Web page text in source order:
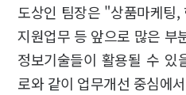
도상인 팀장은 "상품마케팅,
지원업무 등 앞으로 많은 부
정보기술들이 활용될 수
로와 같이 업무개선 중심에